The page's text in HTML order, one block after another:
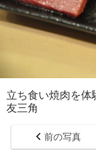
立ち食い焼肉を
友三角
前の写真